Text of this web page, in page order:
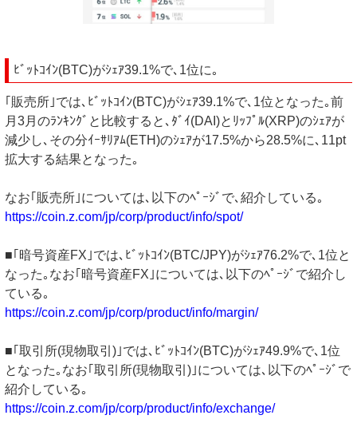
ﾋﾞｯﾄｺｲﾝ(BTC)がｼｪｱ39.1%で､1位に｡
｢販売所｣では､ﾋﾞｯﾄｺｲﾝ(BTC)がｼｪｱ39.1%で､1位となった｡前
月3月のﾗﾝｷﾝｸﾞと比較すると､ﾀﾞｲ(DAI)とﾘｯﾌﾟﾙ(XRP)のｼｪｱが
減少し､その分ｲｰｻﾘｱﾑ(ETH)のｼｪｱが17.5%から28.5%に､11pt
拡大する結果となった｡
なお｢販売所｣については､以下のﾍﾟｰｼﾞで､紹介している｡
https://coin.z.com/jp/corp/product/info/spot/
■｢暗号資産FX｣では､ﾋﾞｯﾄｺｲﾝ(BTC/JPY)がｼｪｱ76.2%で､1位と
なった｡なお｢暗号資産FX｣については､以下のﾍﾟｰｼﾞで紹介し
ている｡
https://coin.z.com/jp/corp/product/info/margin/
■｢取引所(現物取引)｣では､ﾋﾞｯﾄｺｲﾝ(BTC)がｼｪｱ49.9%で､1位
となった｡なお｢取引所(現物取引)｣については､以下のﾍﾟｰｼﾞで
紹介している｡
https://coin.z.com/jp/corp/product/info/exchange/